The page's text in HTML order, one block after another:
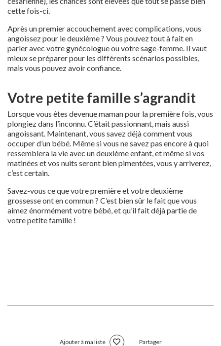
cette fois-ci.
Après un premier accouchement avec complications, vous
angoissez pour le deuxième ? Vous pouvez tout à fait en
parler avec votre gynécologue ou votre sage-femme. Il vaut
mieux se préparer pour les différents scénarios possibles,
mais vous pouvez avoir confiance.
Votre petite famille s’agrandit
Lorsque vous êtes devenue maman pour la première fois, vous
plongiez dans l’inconnu. C’était passionnant, mais aussi
angoissant. Maintenant, vous savez déjà comment vous
occuper d’un bébé. Même si vous ne savez pas encore à quoi
ressemblera la vie avec un deuxième enfant, et même si vos
matinées et vos nuits seront bien pimentées, vous y arriverez,
c’est certain.
Savez-vous ce que votre première et votre deuxième
grossesse ont en commun ? C’est bien sûr le fait que vous
aimez énormément votre bébé, et qu’il fait déjà partie de
votre petite famille !
Ajouter à ma liste Partager